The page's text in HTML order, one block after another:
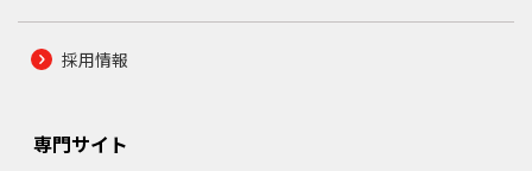
採用情報
専門サイト